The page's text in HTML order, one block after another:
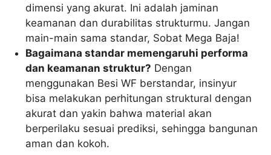
dimensi yang akurat. Ini adalah jaminan
keamanan dan durabilitas strukturmu. Jangan
main-main sama standar, Sobat Mega Baja!
Bagaimana standar memengaruhi performa
dan keamanan struktur? Dengan
menggunakan Besi WF berstandar, insinyur
bisa melakukan perhitungan struktural dengan
akurat dan yakin bahwa material akan
berperilaku sesuai prediksi, sehingga bangunan
aman dan kokoh.